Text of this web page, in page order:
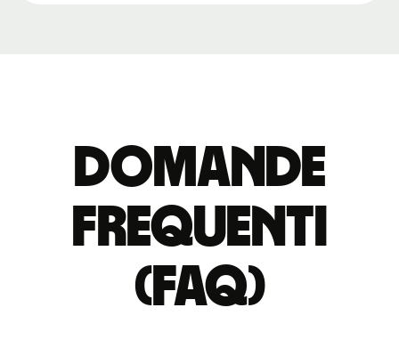
Domande
Frequenti
(FAQ)